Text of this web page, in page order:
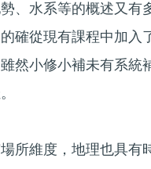
、水系等的概述又有
確從現有課程中加入
然小修小補未有系統
場所維度，地理也具